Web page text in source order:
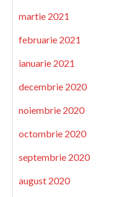
martie 2021
februarie 2021
ianuarie 2021
decembrie 2020
noiembrie 2020
octombrie 2020
septembrie 2020
august 2020